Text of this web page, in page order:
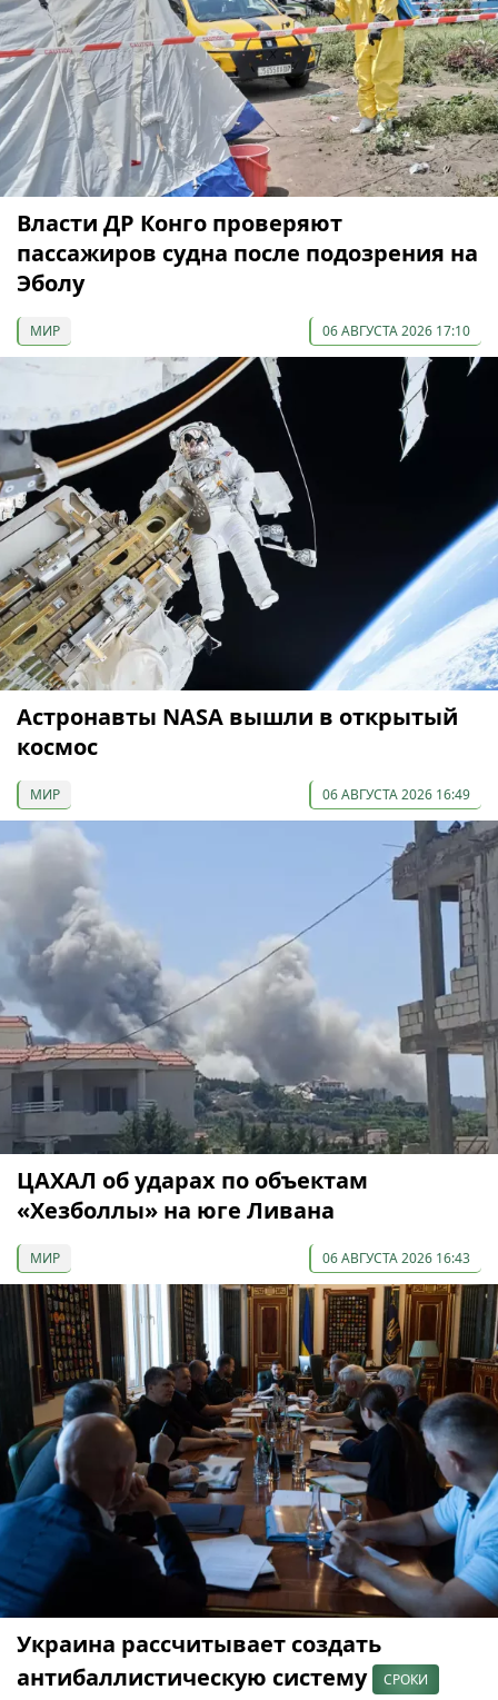
Власти ДР Конго проверяют
пассажиров судна после подозрения на
Эболу
МИР 06 АВГУСТА 2026 17:10
Астронавты NASA вышли в открытый
космос
МИР 06 АВГУСТА 2026 16:49
ЦАХАЛ об ударах по объектам
«Хезболлы» на юге Ливана
МИР 06 АВГУСТА 2026 16:43
Украина рассчитывает создать
антибаллистическую систему
СРОКИ